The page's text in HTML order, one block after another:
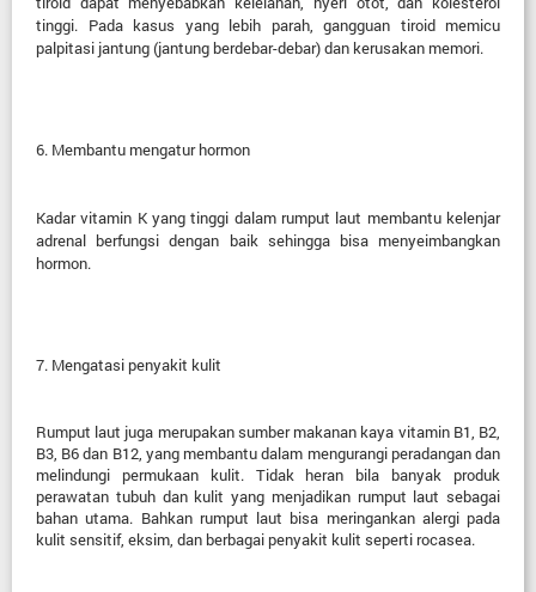
tinggi. Pada kasus yang lebih parah, gangguan tiroid memicu
palpitasi jantung (jantung berdebar-debar) dan kerusakan memori.
6. Membantu mengatur hormon
Kadar vitamin K yang tinggi dalam rumput laut membantu kelenjar
adrenal berfungsi dengan baik sehingga bisa menyeimbangkan
hormon.
7. Mengatasi penyakit kulit
Rumput laut juga merupakan sumber makanan kaya vitamin B1, B2,
B3, B6 dan B12, yang membantu dalam mengurangi peradangan dan
melindungi permukaan kulit. Tidak heran bila banyak produk
perawatan tubuh dan kulit yang menjadikan rumput laut sebagai
bahan utama. Bahkan rumput laut bisa meringankan alergi pada
kulit sensitif, eksim, dan berbagai penyakit kulit seperti rocasea.